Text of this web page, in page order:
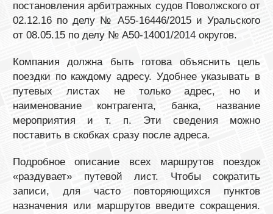
постановления арбитражных судов Поволжского от
02.12.16 по делу № А55-16446/2015 и Уральского
от 08.05.15 по делу № А50-14001/2014 округов.
Компания должна быть готова объяснить цель
поездки по каждому адресу. Удобнее указывать в
путевых листах не только адрес, но и
наименование контрагента, банка, название
мероприятия и т. п. Эти сведения можно
поставить в скобках сразу после адреса.
Подробное описание всех маршрутов поездок
«раздувает» путевой лист. Чтобы сократить
записи, для часто повторяющихся пунктов
назначения или маршрутов введите сокращения.